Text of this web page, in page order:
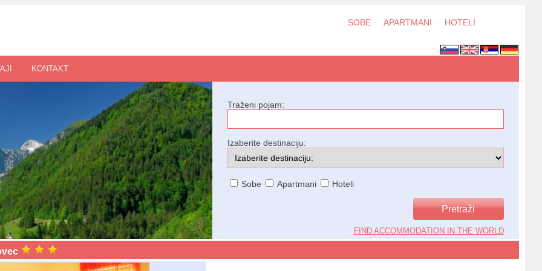
SOBE APARTMANI HOTELI
KONTAKT
Traženi pojam:
Izaberite destinaciju:
Sobe Apartmani Hoteli
FIND ACCOMMODATION IN THE WORLD